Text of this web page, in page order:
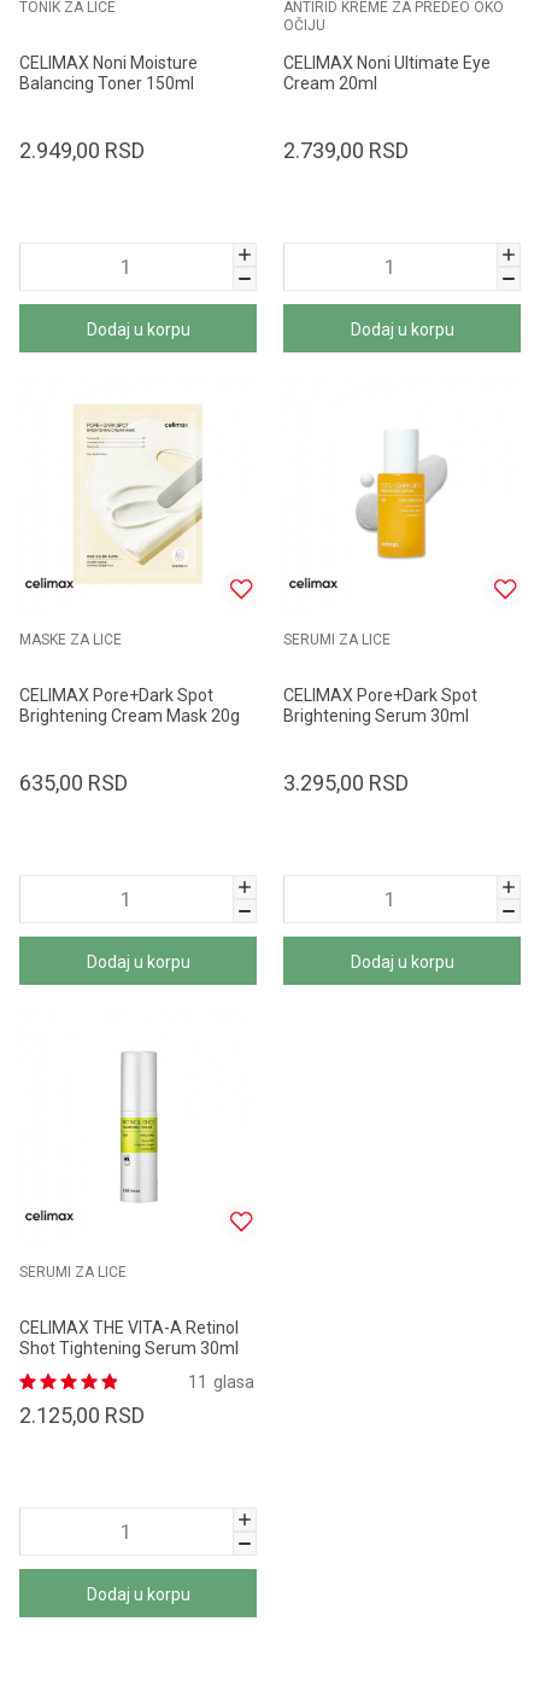
TONIK ZA LICE
CELIMAX Noni Moisture
Balancing Toner 150ml
2.949,00 RSD
Dodaj u korpu
ANTIRID KREME ZA PREDEO OKO
OČIJU
CELIMAX Noni Ultimate Eye
Cream 20ml
2.739,00 RSD
Dodaj u korpu
MASKE ZA LICE
CELIMAX Pore+Dark Spot
Brightening Cream Mask 20g
635,00 RSD
Dodaj u korpu
SERUMI ZA LICE
CELIMAX Pore+Dark Spot
Brightening Serum 30ml
3.295,00 RSD
Dodaj u korpu
SERUMI ZA LICE
CELIMAX THE VITA-A Retinol
Shot Tightening Serum 30ml
glasa
11
2.125,00 RSD
Dodaj u korpu